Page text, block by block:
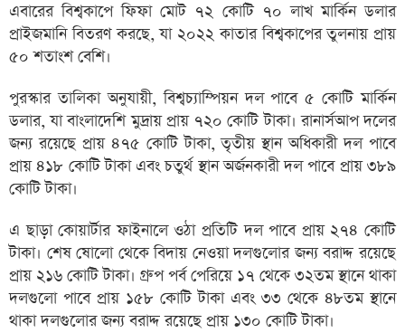
এবারের বিশ্বকাপে ফিফা মোট ৭২ কোটি ৭০ লাখ মার্কিন ডলার
প্রাইজমানি বিতরণ করছে, যা ২০২২ কাতার বিশ্বকাপের তুলনায় প্রায়
৫০ শতাংশ বেশি।
পুরস্কার তালিকা অনুযায়ী, বিশ্বচ্যাম্পিয়ন দল পাবে ৫ কোটি মার্কিন
ডলার, যা বাংলাদেশি মুদ্রায় প্রায় ৭২০ কোটি টাকা। রানার্সআপ দলের
জন্য রয়েছে প্রায় ৪৭৫ কোটি টাকা, তৃতীয় স্থান অধিকারী দল পাবে
প্রায় ৪১৮ কোটি টাকা এবং চতুর্থ স্থান অর্জনকারী দল পাবে প্রায় ৩৮৯
কোটি টাকা।
এ ছাড়া কোয়ার্টার ফাইনালে ওঠা প্রতিটি দল পাবে প্রায় ২৭৪ কোটি
টাকা। শেষ ষোলো থেকে বিদায় নেওয়া দলগুলোর জন্য বরাদ্দ রয়েছে
প্রায় ২১৬ কোটি টাকা। গ্রুপ পর্ব পেরিয়ে ১৭ থেকে ৩২তম স্থানে থাকা
দলগুলো পাবে প্রায় ১৫৮ কোটি টাকা এবং ৩৩ থেকে ৪৮তম স্থানে
থাকা দলগুলোর জন্য বরাদ্দ রয়েছে প্রায় ১৩০ কোটি টাকা।